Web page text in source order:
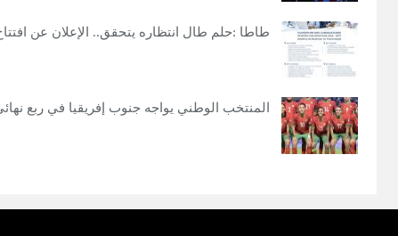
طاطا :حلم طال انتظاره يتحقق.. الإعلان عن افتتاح
المنتخب الوطني يواجه جنوب إفريقيا في ربع